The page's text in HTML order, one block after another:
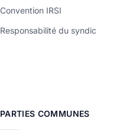
Convention IRSI
Responsabilité du syndic
PARTIES COMMUNES